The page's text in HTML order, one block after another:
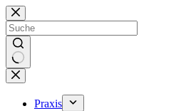
Zum
Inhalt
springen
Keine
Ergebnisse
Praxis